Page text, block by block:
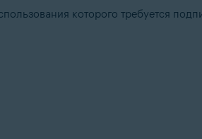
которого требуется